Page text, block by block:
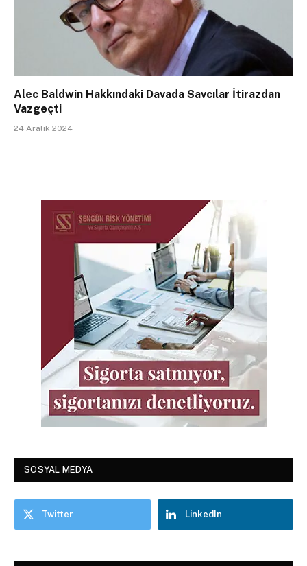
Alec Baldwin Hakkındaki Davada Savcılar İtirazdan
Vazgeçti
24 Aralık 2024
SOSYAL MEDYA
Twitter LinkedIn